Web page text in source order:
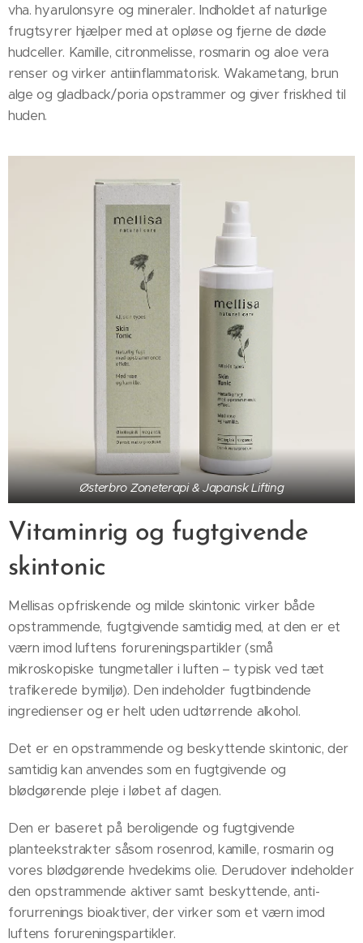
vha. hyarulonsyre og mineraler. Indholdet af naturlige
frugtsyrer hjælper med at opløse og fjerne de døde
hudceller. Kamille, citronmelisse, rosmarin og aloe vera
renser og virker antiinflammatorisk. Wakametang, brun
alge og gladback/poria opstrammer og giver friskhed til
huden.
Østerbro Zoneterapi & Japansk Lifting
Vitaminrig og fugtgivende
skintonic
Mellisas opfriskende og milde skintonic virker både
opstrammende, fugtgivende samtidig med, at den er et
værn imod luftens forureningspartikler (små
mikroskopiske tungmetaller i luften – typisk ved tæt
trafikerede bymiljø). Den indeholder fugtbindende
ingredienser og er helt uden udtørrende alkohol.
Det er en opstrammende og beskyttende skintonic, der
samtidig kan anvendes som en fugtgivende og
blødgørende pleje i løbet af dagen.
Den er baseret på beroligende og fugtgivende
planteekstrakter såsom rosenrod, kamille, rosmarin og
vores blødgørende hvedekims olie. Derudover indeholder
den opstrammende aktiver samt beskyttende, anti-
forurrenings bioaktiver, der virker som et værn imod
luftens forureningspartikler.